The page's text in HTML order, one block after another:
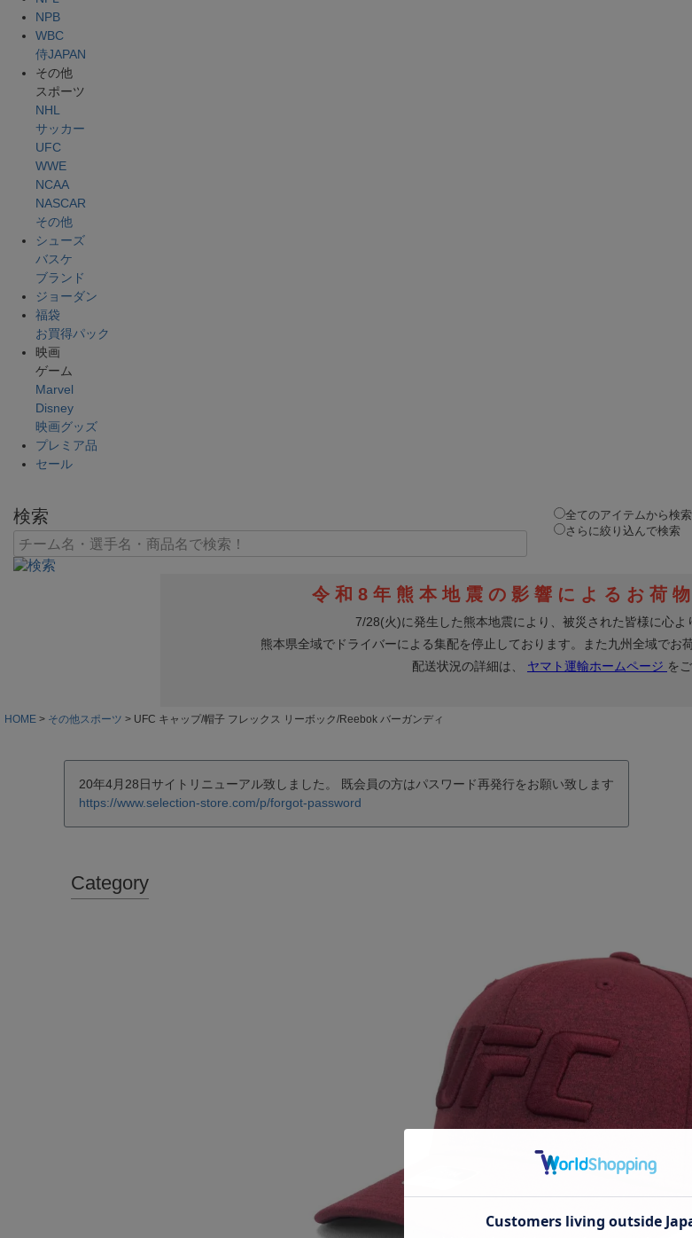
NPB
WBC
侍JAPAN
その他
スポーツ
NHL
サッカー
UFC
WWE
NCAA
NASCAR
その他
シューズ
バスケ
ブランド
ジョーダン
福袋
お買得パック
映画
ゲーム
Marvel
Disney
映画グッズ
プレミア品
セール
検索
全てのアイテムから検索
さらに絞り込んで検索
HOME その他スポーツ UFC キャップ/帽子 フレックス リーボック/Reebok バーガンディ
20年4月28日サイトリニューアル致しました。 既会員の方はパスワード再発行をお願い致します
https://www.selection-store.com/p/forgot-password
Category